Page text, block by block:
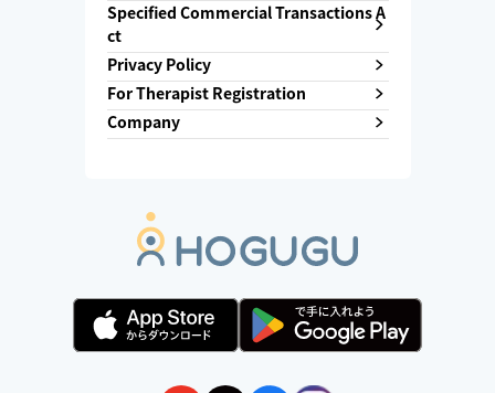
Specified Commercial Transactions A
ct
Privacy Policy
For Therapist Registration
Company